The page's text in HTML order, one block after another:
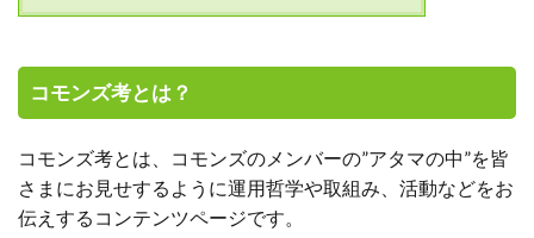
コモンズ考とは？
コモンズ考とは、コモンズのメンバーの”アタマの中”を皆
さまにお見せするように運用哲学や取組み、活動などをお
伝えするコンテンツページです。